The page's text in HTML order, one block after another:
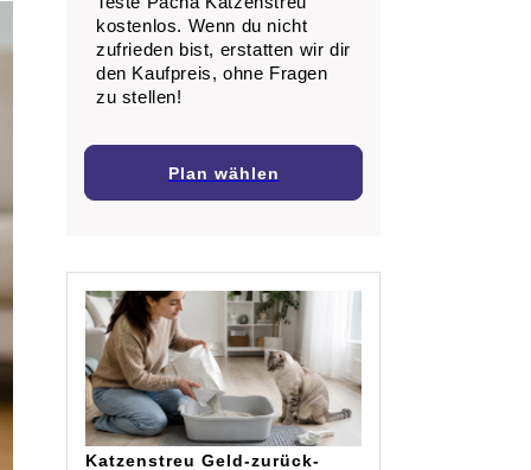
kostenlos. Wenn du nicht
zufrieden bist, erstatten wir dir
den Kaufpreis, ohne Fragen
zu stellen!
Plan wählen
Katzenstreu Geld-zurück-